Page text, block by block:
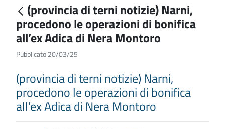
(provincia di terni notizie) Narni,
procedono le operazioni di bonifica
all’ex Adica di Nera Montoro
Pubblicato 20/03/25
(provincia di terni notizie) Narni,
procedono le operazioni di bonifica
all’ex Adica di Nera Montoro